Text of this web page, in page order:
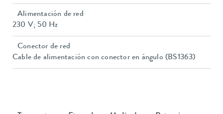
Alimentación de red
230 V; 50 Hz
Conector de red
Cable de alimentación con conector en ángulo (BS1363)